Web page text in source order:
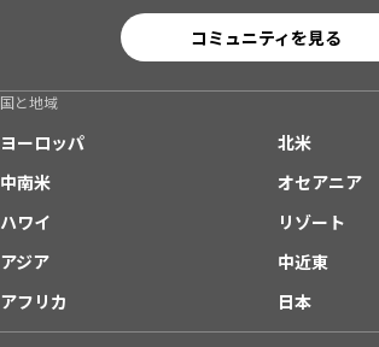
コミュニティを見る
国と地域
ヨーロッパ
北米
中南米
オセアニア
ハワイ
リゾート
アジア
中近東
アフリカ
日本